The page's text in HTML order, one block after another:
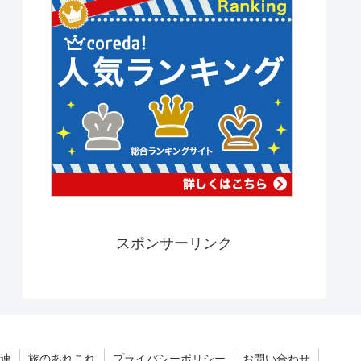
スポンサーリンク
旅のあれこれ プライバシーポリシー お問い合わせ